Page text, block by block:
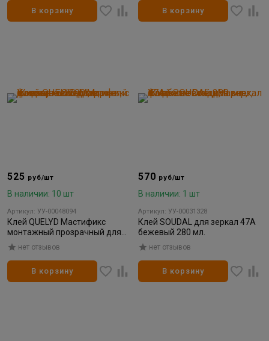
В корзину В корзину
525 руб/шт
В наличии: 10 шт
Артикул: УУ-00048094
Клей QUELYD Мастификс
монтажный прозрачный для
зеркал 290мл
нет отзывов
В корзину
570 руб/шт
В наличии: 1 шт
Артикул: УУ-00031328
Клей SOUDAL для зеркал 47А
бежевый 280 мл.
нет отзывов
В корзину